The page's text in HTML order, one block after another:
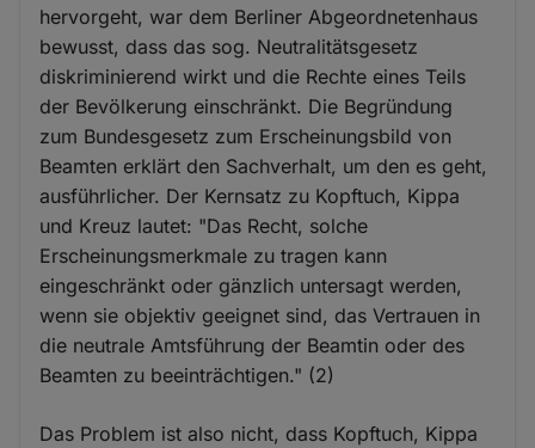
hervorgeht, war dem Berliner Abgeordnetenhaus
bewusst, dass das sog. Neutralitätsgesetz
diskriminierend wirkt und die Rechte eines Teils
der Bevölkerung einschränkt. Die Begründung
zum Bundesgesetz zum Erscheinungsbild von
Beamten erklärt den Sachverhalt, um den es geht,
ausführlicher. Der Kernsatz zu Kopftuch, Kippa
und Kreuz lautet: "Das Recht, solche
Erscheinungsmerkmale zu tragen kann
eingeschränkt oder gänzlich untersagt werden,
wenn sie objektiv geeignet sind, das Vertrauen in
die neutrale Amtsführung der Beamtin oder des
Beamten zu beeinträchtigen." (2)
Das Problem ist also nicht, dass Kopftuch, Kippa